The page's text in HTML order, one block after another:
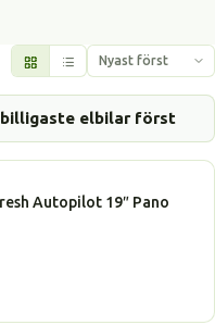
elbilar först
Autopilot 19″ Pano